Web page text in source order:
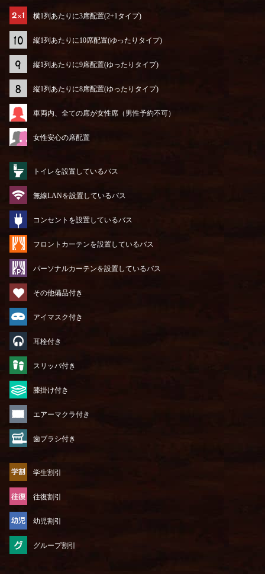
横1列あたりに3席配置(2+1タイプ)
縦1列あたりに10席配置(ゆったりタイプ)
縦1列あたりに9席配置(ゆったりタイプ)
縦1列あたりに8席配置(ゆったりタイプ)
車両内、全ての席が女性席（男性予約不可）
女性安心の席配置
トイレを設置しているバス
無線LANを設置しているバス
コンセントを設置しているバス
フロントカーテンを設置しているバス
パーソナルカーテンを設置しているバス
その他備品付き
アイマスク付き
耳栓付き
スリッパ付き
膝掛け付き
エアーマクラ付き
歯ブラシ付き
学生割引
往復割引
幼児割引
グループ割引